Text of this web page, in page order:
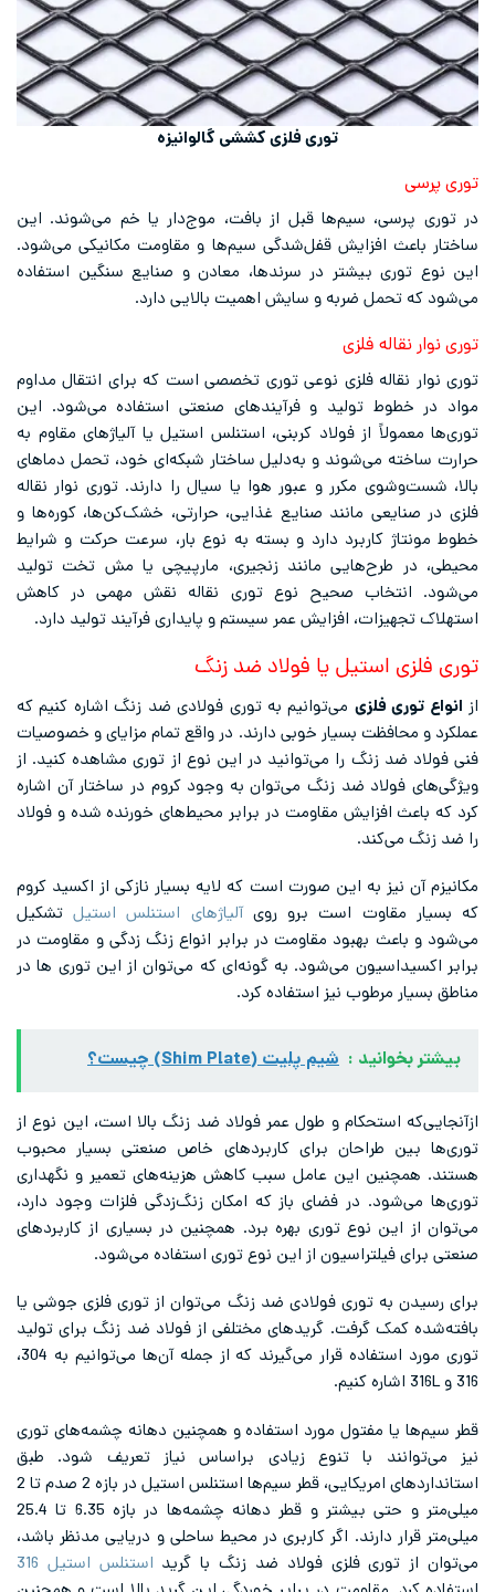
توری فلزی کششی گالوانیزه
توری پرسی
در توری پرسی، سیم‌ها قبل از بافت، موج‌دار یا خم می‌شوند. این
ساختار باعث افزایش قفل‌شدگی سیم‌ها و مقاومت مکانیکی می‌شود.
این نوع توری بیشتر در سرندها، معادن و صنایع سنگین استفاده
می‌شود که تحمل ضربه و سایش اهمیت بالایی دارد.
توری نوار نقاله فلزی
توری نوار نقاله فلزی نوعی توری تخصصی است که برای انتقال مداوم
مواد در خطوط تولید و فرآیندهای صنعتی استفاده می‌شود. این
توری‌ها معمولاً از فولاد کربنی، استنلس استیل یا آلیاژهای مقاوم به
حرارت ساخته می‌شوند و به‌دلیل ساختار شبکه‌ای خود، تحمل دماهای
بالا، شست‌وشوی مکرر و عبور هوا یا سیال را دارند. توری نوار نقاله
فلزی در صنایعی مانند صنایع غذایی، حرارتی، خشک‌کن‌ها، کوره‌ها و
خطوط مونتاژ کاربرد دارد و بسته به نوع بار، سرعت حرکت و شرایط
محیطی، در طرح‌هایی مانند زنجیری، مارپیچی یا مش تخت تولید
می‌شود. انتخاب صحیح نوع توری نقاله نقش مهمی در کاهش
استهلاک تجهیزات، افزایش عمر سیستم و پایداری فرآیند تولید دارد.
توری فلزی استیل یا فولاد ضد زنگ
از انواع توری فلزی می‌توانیم به توری فولادی ضد زنگ اشاره کنیم که
عملکرد و محافظت بسیار خوبی دارند. در واقع تمام مزایای و خصوصیات
فنی فولاد ضد زنگ را می‌توانید در این نوع از توری مشاهده کنید. از
ویژگی‌های فولاد ضد زنگ می‌توان به وجود کروم در ساختار آن اشاره
کرد که باعث افزایش مقاومت در برابر محیط‌های خورنده شده و فولاد
را ضد زنگ می‌کند.
مکانیزم آن نیز به این صورت است که لایه بسیار نازکی از اکسید کروم
که بسیار مقاوت است برو رویآلیاژهای استنلس استیلتشکیل
می‌شود و باعث بهبود مقاومت در برابر انواع زنگ زدگی و مقاومت در
برابر اکسیداسیون می‌شود. به گونه‌ای که می‌توان از این توری ها در
مناطق بسیار مرطوب نیز استفاده کرد.
بیشتر بخوانید : شیم پلیت (Shim Plate) چیست؟
ازآنجایی‌که استحکام و طول عمر فولاد ضد زنگ بالا است، این نوع از
توری‌ها بین طراحان برای کاربردهای خاص صنعتی بسیار محبوب
هستند. همچنین این عامل سبب کاهش هزینه‌های تعمیر و نگهداری
توری‌ها می‌شود. در فضای باز که امکان زنگ‌زدگی فلزات وجود دارد،
می‌توان از این نوع توری بهره برد. همچنین در بسیاری از کاربردهای
صنعتی برای فیلتراسیون از این نوع توری استفاده می‌شود.
برای رسیدن به توری فولادی ضد زنگ می‌توان از توری فلزی جوشی یا
بافته‌شده کمک گرفت. گریدهای مختلفی از فولاد ضد زنگ برای تولید
توری مورد استفاده قرار می‌گیرند که از جمله آن‌ها می‌توانیم به 304،
316 و 316L اشاره کنیم.
قطر سیم‌ها یا مفتول مورد استفاده و همچنین دهانه چشمه‌های توری
نیز می‌توانند با تنوع زیادی براساس نیاز تعریف شود. طبق
استانداردهای امریکایی، قطر سیم‌ها استنلس استیل در بازه 2 صدم تا 2
میلی‌متر و حتی بیشتر و قطر دهانه چشمه‌ها در بازه 6.35 تا 25.4
میلی‌متر قرار دارند. اگر کاربری در محیط ساحلی و دریایی مدنظر باشد،
می‌توان از توری فلزی فولاد ضد زنگ با گرید استنلس استیل 316